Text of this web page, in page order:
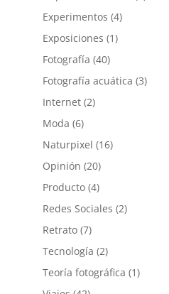
Experimentos (4)
Exposiciones (1)
Fotografía (40)
Fotografía acuática (3)
Internet(2)
Moda (6)
Naturpixel (16)
Opinión (20)
Producto(4)
Redes Sociales (2)
Retrato(7)
Tecnología (2)
Teoría fotográfica (1)